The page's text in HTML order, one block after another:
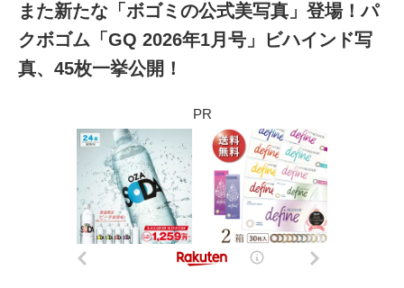
また新たな「ボゴミの公式美写真」登場！パ
クボゴム「GQ 2026年1月号」ビハインド写
真、45枚一挙公開！
PR